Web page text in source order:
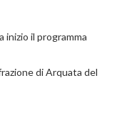
inizio il programma
di Arquata del